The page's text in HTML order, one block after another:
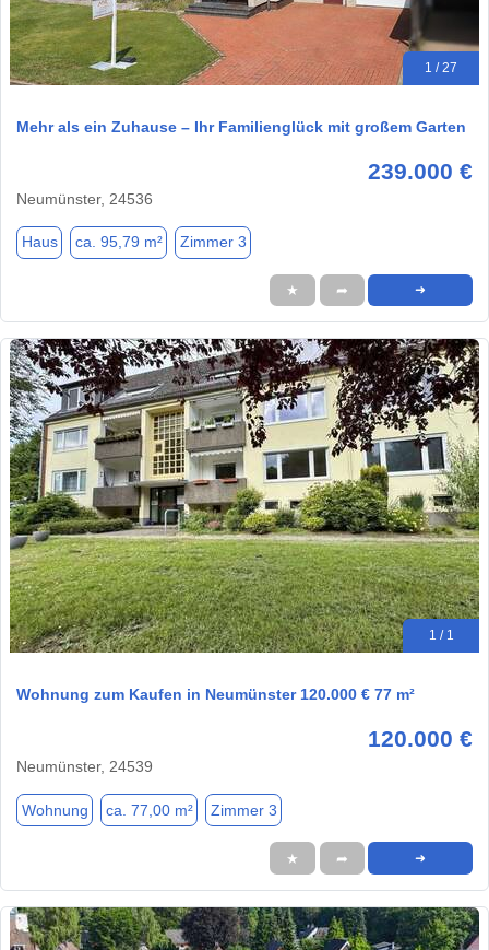
1 / 27
Mehr als ein Zuhause – Ihr Familienglück mit großem Garten
239.000 €
Neumünster, 24536
Haus ca. 95,79 m² Zimmer 3
★ ➦ ➜
1 / 1
Wohnung zum Kaufen in Neumünster 120.000 € 77 m²
120.000 €
Neumünster, 24539
Wohnung ca. 77,00 m² Zimmer 3
★ ➦ ➜